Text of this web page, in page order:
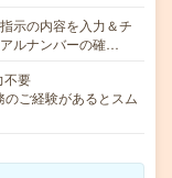
示の内容を入力＆チ
ルナンバーの確…
不要
ご経験があるとスム